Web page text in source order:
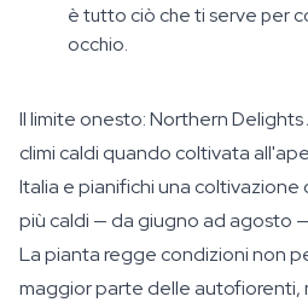
è tutto ciò che ti serve per
occhio.
Il limite onesto: Northern
climi caldi quando coltivata
Italia e pianifichi una coltivazione
più caldi — da giugno ad agosto
La pianta regge condizioni non
maggior parte delle autofiorenti,